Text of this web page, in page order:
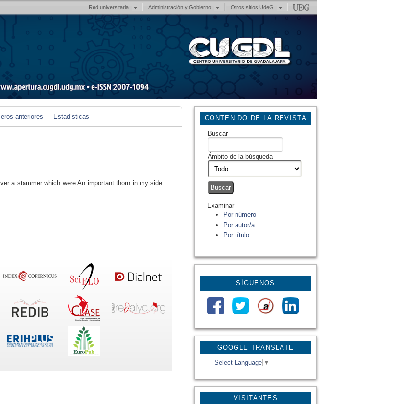
Red universitaria Administración y Gobierno Otros sitios UdeG
GOOGLE TRANSLATE
Select Language ▼
VISITANTES
CONTENIDO DE LA REVISTA
Buscar
Ámbito de la búsqueda
Examinar
Por número
Por autor/a
Por título
SÍGUENOS
anteriores Estadísticas
a stammer which were An important thorn in my side